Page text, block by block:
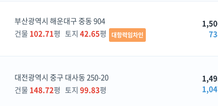
부산광역시 해운대구 중동 904
건물 102.71평 토지 42.65평 대항력임차인
대전광역시 중구 대사동 250-20
건물 148.72평 토지 99.83평